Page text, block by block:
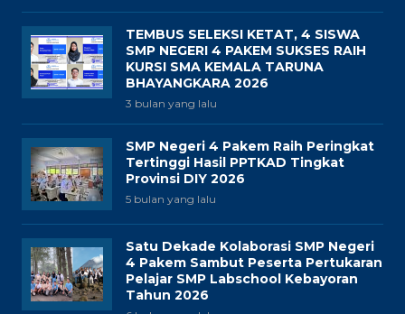
TEMBUS SELEKSI KETAT, 4 SISWA
SMP NEGERI 4 PAKEM SUKSES RAIH
KURSI SMA KEMALA TARUNA
BHAYANGKARA 2026
3 bulan yang lalu
SMP Negeri 4 Pakem Raih Peringkat
Tertinggi Hasil PPTKAD Tingkat
Provinsi DIY 2026
5 bulan yang lalu
Satu Dekade Kolaborasi SMP Negeri
4 Pakem Sambut Peserta Pertukaran
Pelajar SMP Labschool Kebayoran
Tahun 2026